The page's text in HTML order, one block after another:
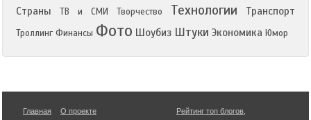
Страны
ТВ и СМИ Творчество Технологии Транспорт
Троллинг Финансы Фото Шоубиз Штуки Экономика Юмор
Главная
О проекте
Рейтинг топ блогов